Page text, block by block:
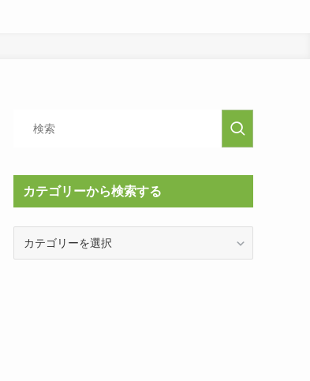
カテゴリーから検索する